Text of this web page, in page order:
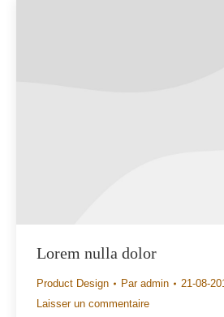
Lorem nulla dolor
Product Design Par admin
21-08-
Laisser un commentaire